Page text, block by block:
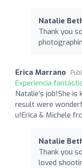
Natalie
Thank you
Erica Marrano
Experiencia
Natalie’s job!She
result were
u!Erica & Michele
Natalie
Thank you
loved